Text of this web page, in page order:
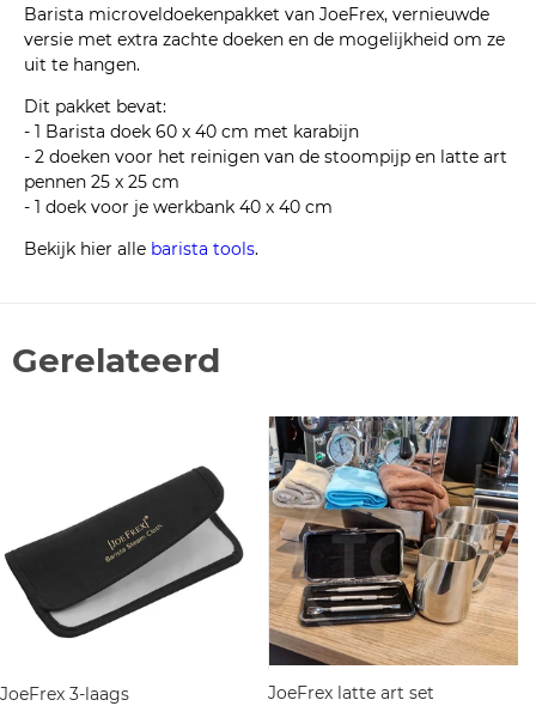
Barista microveldoekenpakket van JoeFrex, vernieuwde
versie met extra zachte doeken en de mogelijkheid om ze
uit te hangen.
Dit pakket bevat:
- 1 Barista doek 60 x 40 cm met karabijn
- 2 doeken voor het reinigen van de stoompijp en latte art
pennen 25 x 25 cm
- 1 doek voor je werkbank 40 x 40 cm
Bekijk hier alle barista tools.
Gerelateerd
JoeFrex 3-laags
JoeFrex latte art set